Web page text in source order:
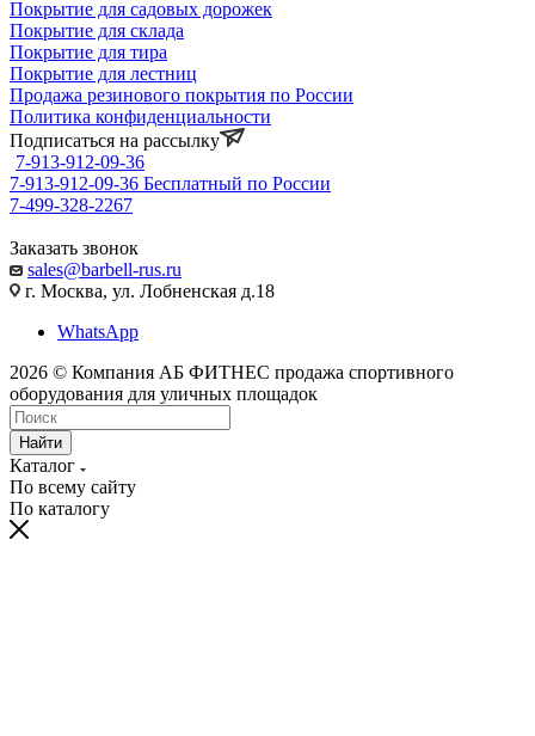
Покрытие для садовых дорожек
Покрытие для склада
Покрытие для тира
Покрытие для лестниц
Продажа резинового покрытия по России
Политика конфиденциальности
Подписаться на рассылку
7-913-912-09-36
7-913-912-09-36 Бесплатный по России
7-499-328-2267
Заказать звонок
sales@barbell-rus.ru
г. Москва, ул. Лобненская д.18
WhatsApp
2026 © Компания АБ ФИТНЕС продажа спортивного
оборудования для уличных площадок
Найти
Каталог
По всему сайту
По каталогу